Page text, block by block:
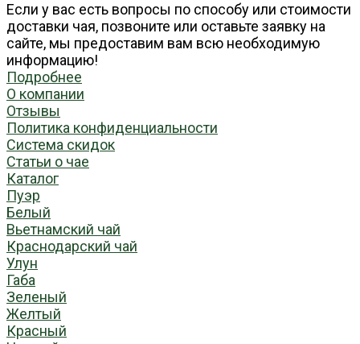
Если у вас есть вопросы по способу или стоимости
доставки чая, позвоните или оставьте заявку на
сайте, мы предоставим вам всю необходимую
информацию!
Подробнее
О компании
Отзывы
Политика конфиденциальности
Система скидок
Статьи о чае
Каталог
Пуэр
Белый
Вьетнамский чай
Краснодарский чай
Улун
Габа
Зеленый
Желтый
Красный